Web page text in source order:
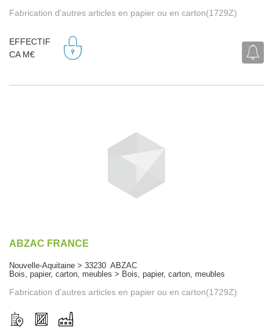
Fabrication d'autres articles en papier ou en carton(1729Z)
EFFECTIF
CA M€
ABZAC FRANCE
Nouvelle-Aquitaine > 33230 ABZAC
Bois, papier, carton, meubles > Bois, papier, carton, meubles
Fabrication d'autres articles en papier ou en carton(1729Z)